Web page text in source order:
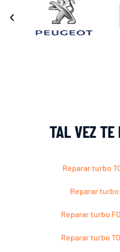
TAL VEZ TE
Reparar turbo
Reparar turbo
Reparar turbo
Reparar turbo